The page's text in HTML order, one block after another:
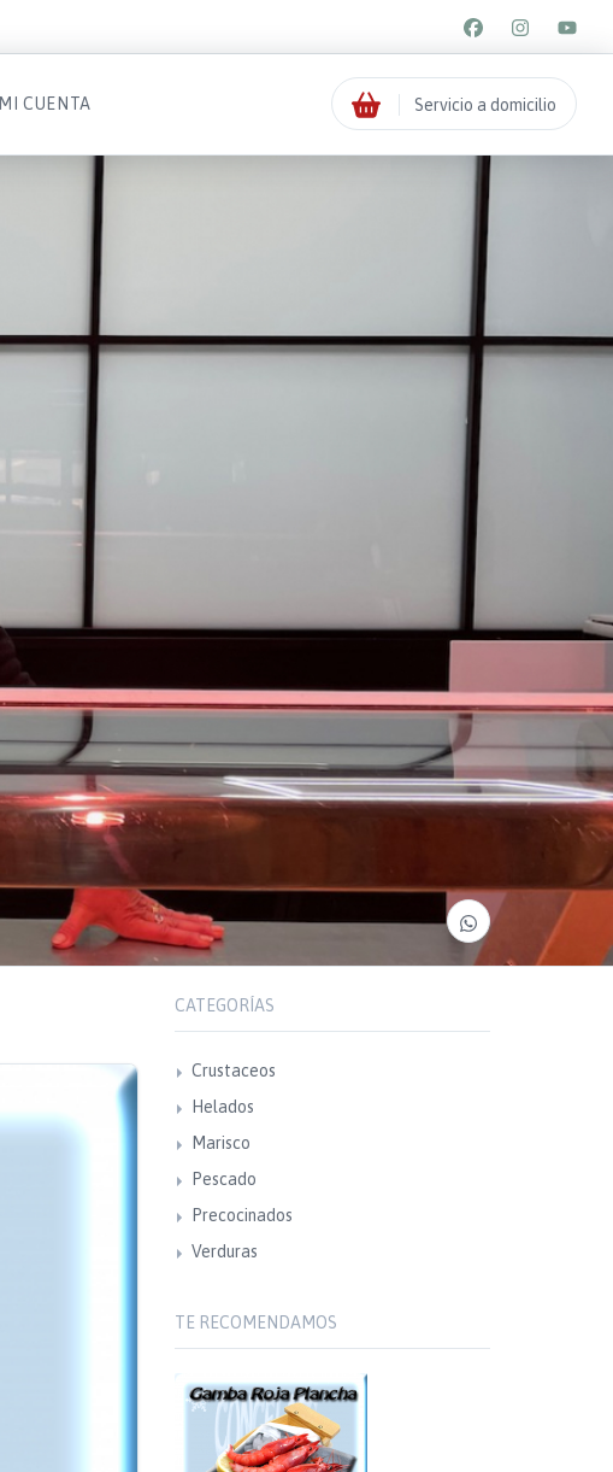
MI CUENTA Servicio a domicilio
CATEGORÍAS
Crustaceos
Helados
Marisco
Pescado
Precocinados
Verduras
TE RECOMENDAMOS